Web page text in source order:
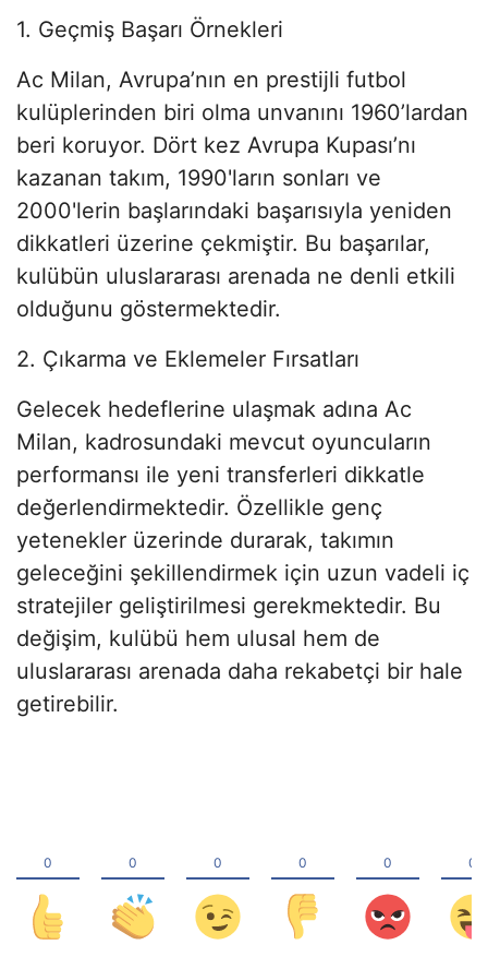
1. Geçmiş Başarı Örnekleri
Ac Milan, Avrupa’nın en prestijli futbol
kulüplerinden biri olma unvanını 1960’lardan
beri koruyor. Dört kez Avrupa Kupası’nı
kazanan takım, 1990'ların sonları ve
2000'lerin başlarındaki başarısıyla yeniden
dikkatleri üzerine çekmiştir. Bu başarılar,
kulübün uluslararası arenada ne denli etkili
olduğunu göstermektedir.
2. Çıkarma ve Eklemeler Fırsatları
Gelecek hedeflerine ulaşmak adına Ac
Milan, kadrosundaki mevcut oyuncuların
performansı ile yeni transferleri dikkatle
değerlendirmektedir. Özellikle genç
yetenekler üzerinde durarak, takımın
geleceğini şekillendirmek için uzun vadeli iç
stratejiler geliştirilmesi gerekmektedir. Bu
değişim, kulübü hem ulusal hem de
uluslararası arenada daha rekabetçi bir hale
getirebilir.